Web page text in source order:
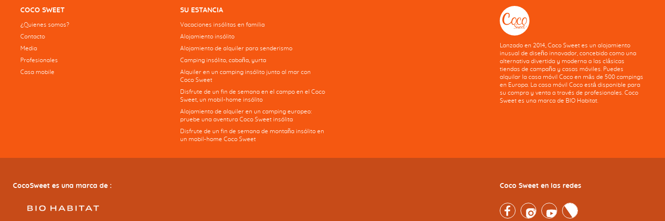
COCO SWEET
¿Quienes somos?
Contacto
Media
Profesionales
Casa mobile
SU ESTANCIA
Vacaciones insólitas en familia
Alojamiento insólito
Alojamiento de alquiler para senderismo
Camping insólito, cabaña, yurta
Alquiler en un camping insólito junto al mar con
Coco Sweet
Disfrute de un fin de semana en el campo en el Coco
Sweet, un mobil-home insólito
Alojamiento de alquiler en un camping europeo:
pruebe una aventura Coco Sweet insólita
Disfrute de un fin de semana de montaña insólito en
un mobil-home Coco Sweet
Lanzado en 2014, Coco Sweet es un alojamiento
inusual de diseño innovador, concebido como una
alternativa divertida y moderna a las clásicas
tiendas de campaña y casas móviles. Puedes
alquilar la casa móvil Coco en más de 500 campings
en Europa. La casa móvil Coco está disponible para
su compra y venta a través de profesionales. Coco
Sweet es una marca de BIO Habitat.
Coco Sweet en las redes
FacebookInstagramYoutubeTwitter
CocoSweet es una marca de :